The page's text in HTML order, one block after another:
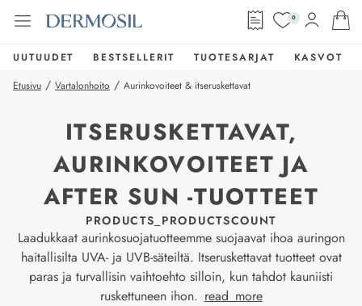
0
UUTUUDET BESTSELLERIT TUOTESARJAT
KASVOT
Etusivu / Vartalonhoito / Aurinkovoiteet & itseruskettavat
ITSERUSKETTAVAT,
AURINKOVOITEET JA
AFTER SUN -TUOTTEET
PRODUCTS_PRODUCTSCOUNT
Laadukkaat aurinkosuojatuotteemme suojaavat ihoa auringon
haitallisilta UVA- ja UVB-säteiltä. Itseruskettavat tuotteet ovat
paras ja turvallisin vaihtoehto silloin, kun tahdot kauniisti
ruskettuneen ihon. read_more